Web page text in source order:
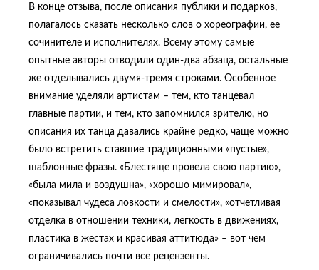
В конце отзыва, после описания публики и подарков,
полагалось сказать несколько слов о хореографии, ее
сочинителе и исполнителях. Всему этому самые
опытные авторы отводили один-два абзаца, остальные
же отделывались двумя-тремя строками. Особенное
внимание уделяли артистам – тем, кто танцевал
главные партии, и тем, кто запомнился зрителю, но
описания их танца давались крайне редко, чаще можно
было встретить ставшие традиционными «пустые»,
шаблонные фразы. «Блестяще провела свою партию»,
«была мила и воздушна», «хорошо мимировал»,
«показывал чудеса ловкости и смелости», «отчетливая
отделка в отношении техники, легкость в движениях,
пластика в жестах и красивая аттитюда» – вот чем
ограничивались почти все рецензенты.